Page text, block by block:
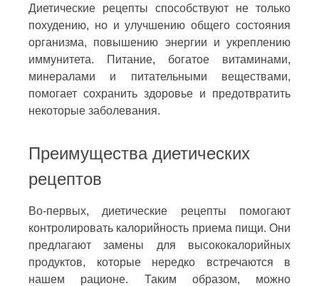
Диетические рецепты способствуют не только
похудению, но и улучшению общего состояния
организма, повышению энергии и укреплению
иммунитета. Питание, богатое витаминами,
минералами и питательными веществами,
помогает сохранить здоровье и предотвратить
некоторые заболевания.
Преимущества диетических
рецептов
Во-первых, диетические рецепты помогают
контролировать калорийность приема пищи. Они
предлагают замены для высококалорийных
продуктов, которые нередко встречаются в
нашем рационе. Таким образом, можно